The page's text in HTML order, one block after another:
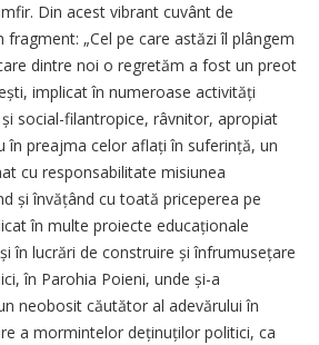
Din acest vibrant cuvânt de
„Cel pe care astăzi îl plângem
dintre noi o regretăm a fost un preot
implicat în numeroase activități
social-filantropice, râvnitor, apropiat
în preajma celor aflați în suferință, un
cu responsabilitate misiunea
și învățând cu toată priceperea pe
în multe proiecte educaționale
în lucrări de construire și înfrumusețare
în Parohia Poieni, unde și-a
neobosit căutător al adevărului în
a mormintelor deținuților politici, ca